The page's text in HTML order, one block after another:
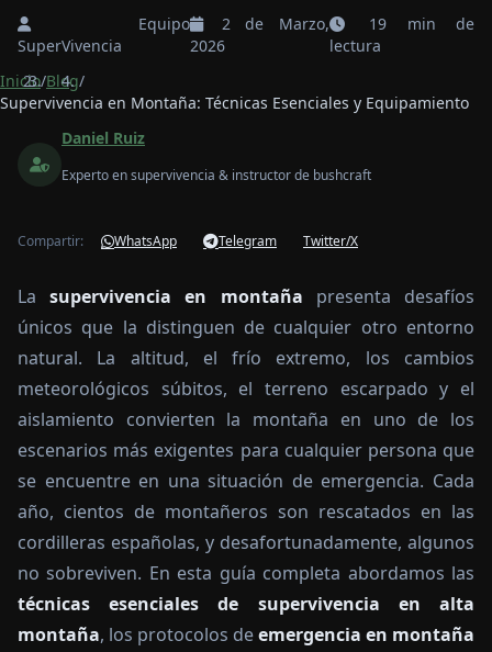
Equipo
SuperVivencia
2 de Marzo,
2026
19 min de
lectura
Inicio/Blog/
Supervivencia en Montaña: Técnicas Esenciales y Equipamiento
Daniel Ruiz
Experto en supervivencia & instructor de bushcraft
Compartir: WhatsApp Telegram Twitter/X
Lasupervivencia en montaña presenta desafíos
únicos que la distinguen de cualquier otro entorno
natural. La altitud, el frío extremo, los cambios
meteorológicos súbitos, el terreno escarpado y el
aislamiento convierten la montaña en uno de los
escenarios más exigentes para cualquier persona que
se encuentre en una situación de emergencia. Cada
año, cientos de montañeros son rescatados en las
cordilleras españolas, y desafortunadamente, algunos
no sobreviven. En esta guía completa abordamos las
técnicas esenciales de supervivencia en alta
montaña, los protocolos deemergencia en montaña